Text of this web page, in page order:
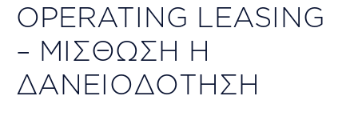
OPERATING LEASING
– ΜΙΣΘΩΣΗ Η
ΔΑΝΕΙΟΔΟΤΗΣΗ